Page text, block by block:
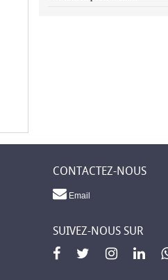
CONTACTEZ-NOUS
Email
SUIVEZ-NOUS SUR